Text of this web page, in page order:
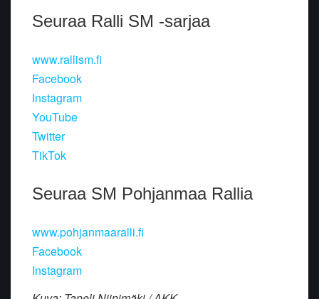
Seuraa Ralli SM -sarjaa
www.rallism.fi
Facebook
Instagram
YouTube
Twitter
TikTok
Seuraa SM Pohjanmaa Rallia
www.pohjanmaaralli.fi
Facebook
Instagram